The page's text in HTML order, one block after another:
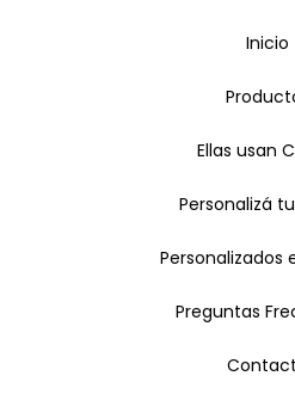
Inicio
Ellas usan
Personalizá
Personalizados
Preguntas